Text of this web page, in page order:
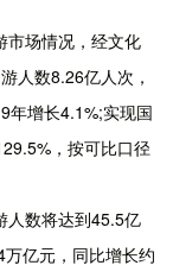
场情况，经文化
人数8.26亿人次，
年增长4.1%;实现国
，按可比口径
数将达到45.5亿
亿元，同比增长约